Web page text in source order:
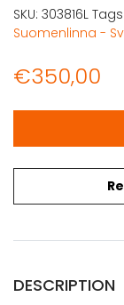
€350,00
Krigstheatern
SKU: 303816L Tags:
Suomenlinna -
DESCRIPTION